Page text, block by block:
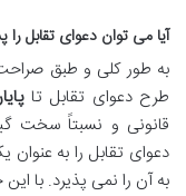
آیا می توان دعوای تقابل
طرح دعوای تقابل تا
قانونی و نسبتاً سخت
دعوای تقابل را به
به آن را نمی پذیرد. با این